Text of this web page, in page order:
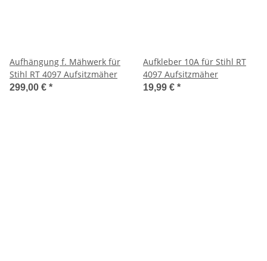
Aufhängung f. Mähwerk für
Stihl RT 4097 Aufsitzmäher
299,00 € *
Aufkleber 10A für Stihl RT
4097 Aufsitzmäher
19,99 € *